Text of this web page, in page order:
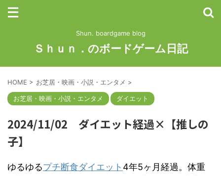
Shun. boardgame blog
Ｓｈｕｎ．のボードゲーム日記
HOME > お芝居・映画・小説・エンタメ >
お芝居・映画・小説・エンタメ ダイエット
2024/11/02 ダイエット経過×【推しの
子】
ゆるゆるプチ断食ダイエット 4年5ヶ月経過。体重